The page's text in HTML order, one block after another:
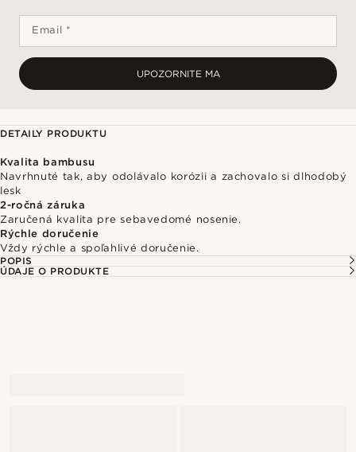
Email *
UPOZORNITE MA
DETAILY PRODUKTU
Kvalita bambusu
Navrhnuté tak, aby odolávalo korózii a zachovalo si dlhodobý
lesk
2-ročná záruka
Zaručená kvalita pre sebavedomé nosenie.
Rýchle doručenie
Vždy rýchle a spoľahlivé doručenie.
POPIS
ÚDAJE O PRODUKTE